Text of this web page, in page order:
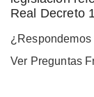
Real Decreto
Ver Preguntas